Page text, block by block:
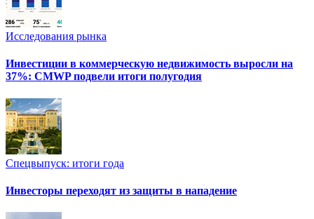
Исследования рынка
Инвестиции в коммерческую недвижимость выросли на
37%: CMWP подвели итоги полугодия
Спецвыпуск: итоги года
Инвесторы переходят из защиты в нападение